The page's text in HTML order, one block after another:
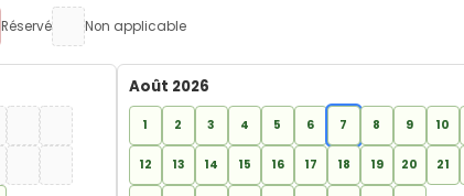
Réservé Non applicable
Août 2026
1 2 3 4 5 6 7 8 9 10
12 13 14 15 16 17 18 19 20 21